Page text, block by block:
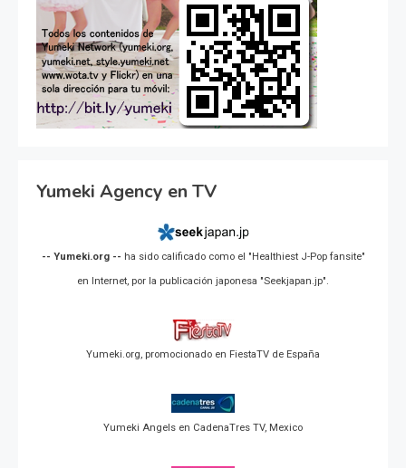
Yumeki Agency en TV
-- Yumeki.org -- ha sido calificado como el "Healthiest J-Pop fansite"
en Internet, por la publicación japonesa "Seekjapan.jp".
Yumeki.org, promocionado en FiestaTV de España
Yumeki Angels en CadenaTres TV, Mexico